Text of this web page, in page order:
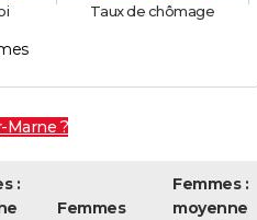
Taux de chômage
Marne ?
:
Femmes
Femmes :
moyenne